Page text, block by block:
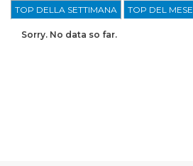
TOP DELLA SETTIMANA TOP DEL MESE
Sorry. No data so far.